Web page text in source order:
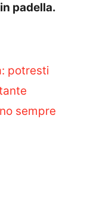
padella.
potresti
sempre